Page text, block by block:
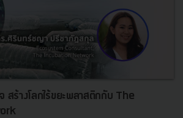
สร้างโลกไร้ขยะพลาสติกกับ The